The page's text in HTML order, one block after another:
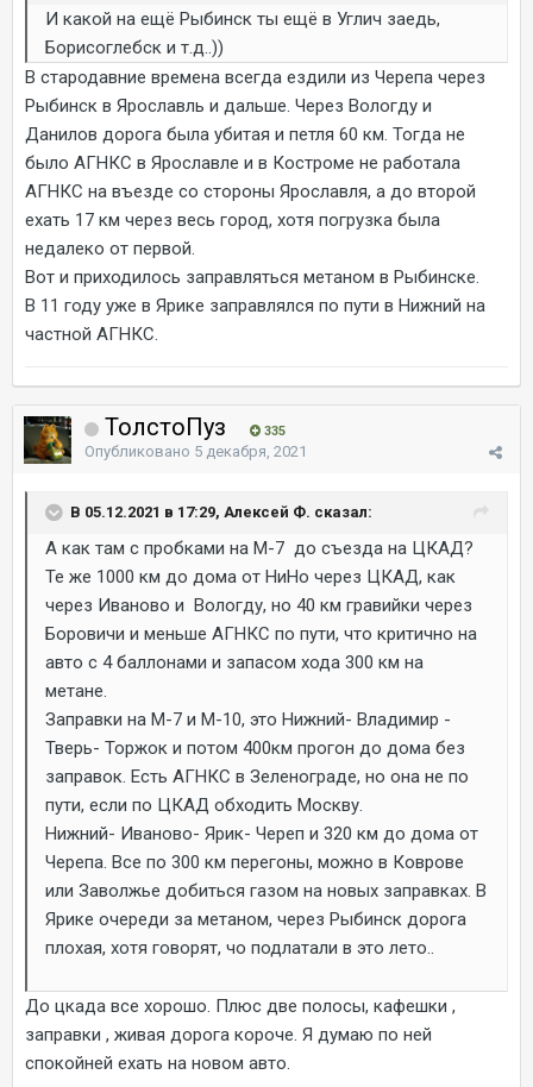
И какой на ещё Рыбинск ты ещё в Углич заедь,
Борисоглебск и т.д..))
В стародавние времена всегда ездили из Черепа через
Рыбинск в Ярославль и дальше. Через Вологду и
Данилов дорога была убитая и петля 60 км. Тогда не
было АГНКС в Ярославле и в Костроме не работала
АГНКС на въезде со стороны Ярославля, а до второй
ехать 17 км через весь город, хотя погрузка была
недалеко от первой.
Вот и приходилось заправляться метаном в Рыбинске.
В 11 году уже в Ярике заправлялся по пути в Нижний на
частной АГНКС.
ТолстоПуз 335
Опубликовано 5 декабря, 2021
В 05.12.2021 в 17:29, Алексей Ф. сказал:
А как там с пробками на М-7 до съезда на ЦКАД?
Те же 1000 км до дома от НиНо через ЦКАД, как
через Иваново и Вологду, но 40 км гравийки через
Боровичи и меньше АГНКС по пути, что критично на
авто с 4 баллонами и запасом хода 300 км на
метане.
Заправки на М-7 и М-10, это Нижний- Владимир -
Тверь- Торжок и потом 400км прогон до дома без
заправок. Есть АГНКС в Зеленограде, но она не по
пути, если по ЦКАД обходить Москву.
Нижний- Иваново- Ярик- Череп и 320 км до дома от
Черепа. Все по 300 км перегоны, можно в Коврове
или Заволжье добиться газом на новых заправках. В
Ярике очереди за метаном, через Рыбинск дорога
плохая, хотя говорят, чо подлатали в это лето..
До цкада все хорошо. Плюс две полосы, кафешки ,
заправки , живая дорога короче. Я думаю по ней
спокойней ехать на новом авто.